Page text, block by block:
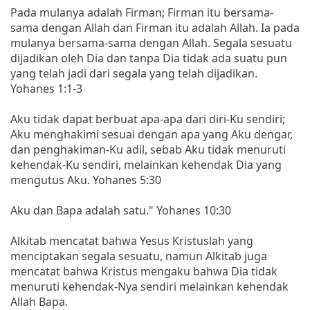
Pada mulanya adalah Firman; Firman itu bersama-
sama dengan Allah dan Firman itu adalah Allah. Ia pada
mulanya bersama-sama dengan Allah. Segala sesuatu
dijadikan oleh Dia dan tanpa Dia tidak ada suatu pun
yang telah jadi dari segala yang telah dijadikan.
Yohanes 1:1-3
Aku tidak dapat berbuat apa-apa dari diri-Ku sendiri;
Aku menghakimi sesuai dengan apa yang Aku dengar,
dan penghakiman-Ku adil, sebab Aku tidak menuruti
kehendak-Ku sendiri, melainkan kehendak Dia yang
mengutus Aku. Yohanes 5:30
Aku dan Bapa adalah satu." Yohanes 10:30
Alkitab mencatat bahwa Yesus Kristuslah yang
menciptakan segala sesuatu, namun Alkitab juga
mencatat bahwa Kristus mengaku bahwa Dia tidak
menuruti kehendak-Nya sendiri melainkan kehendak
Allah Bapa.